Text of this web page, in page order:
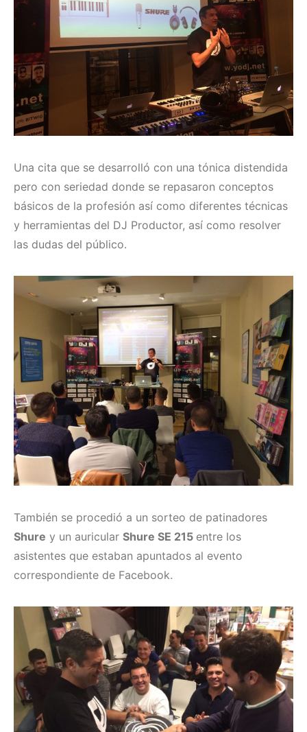
Una cita que se desarrolló con una tónica distendida
pero con seriedad donde se repasaron conceptos
básicos de la profesión así como diferentes técnicas
y herramientas del DJ Productor, así como resolver
las dudas del público.
También se procedió a un sorteo de patinadores
Shure y un auricular Shure SE 215 entre los
asistentes que estaban apuntados al evento
correspondiente de Facebook.